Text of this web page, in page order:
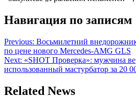
Навигация по записям
Previous: Восьмилетний
по цене нового Mercedes-AMG GLS
Next: «SHOT Проверка»: мужчина
использованный мастурбатор за 20
Related News